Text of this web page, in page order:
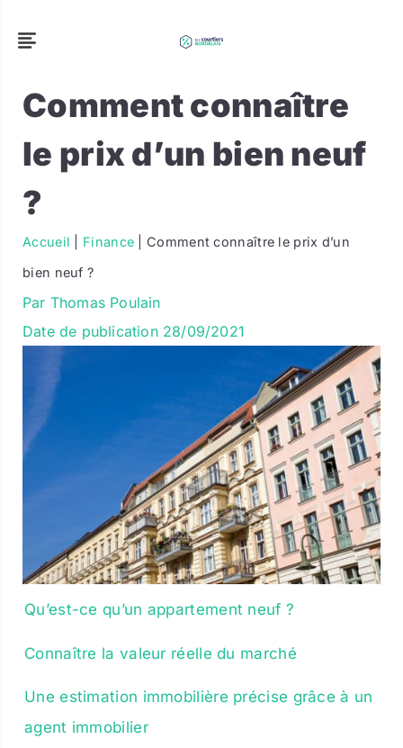
Comment connaître
le prix d’un bien neuf
?
Accueil Finance
Comment connaître le prix d’un
bien neuf ?
Par Thomas Poulain
Date de publication 28/09/2021
Qu’est-ce qu’un appartement neuf ?
Connaître la valeur réelle du marché
Une estimation immobilière précise grâce à un
agent immobilier